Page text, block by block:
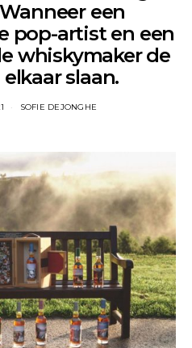
een
pop-artist en een
whiskymaker de
slaan.
SOFIE DEJONGHE